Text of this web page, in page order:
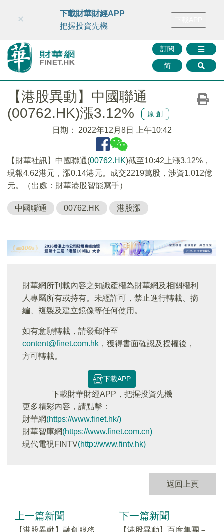
財華智庫網 FINTV FINMETA 財華證券 媒體矩陣
訂閱
简
×
下載財華財經APP
把握投資先機
【港股異動】中國聯通
(00762.HK)漲3.12%
原創
日期： 2022年12月8日 上午10:42
【財華社訊】中國聯通(00762.HK)截至10:42上漲3.12%，
現報4.62港元，漲0.14港元。成交2219萬股，涉資1.012億
元。（出處：財華港股智能寫手）
中國聯通 00762.HK 港股漲
財華網所刊載內容之知識產權為財華網及相關權利
人專屬所有或持有。未經許可，禁止進行轉載、摘
編、複製及建立鏡像等任何使用。
如有意願轉載，請發郵件至
content@finet.com.hk ，獲得書面確認及授權後，
方可轉載。
下載APP
下載財華財經APP，把握投資先機
更多精彩内容，請點擊：
財華網(https://www.finet.hk/)
財華智庫網(https://www.finet.com.cn)
現代電視FINTV(http://www.fintv.hk)
返回上頁
上一篇新聞
【港股異動】融創服務
下一篇新聞
【港股異動】百度集團－